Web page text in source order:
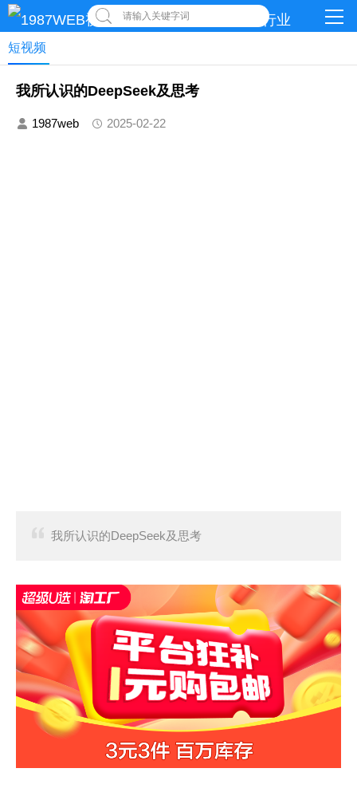
请输入关键字词
短视频
我所认识的DeepSeek及思考
1987web 2025-02-22
我所认识的DeepSeek及思考